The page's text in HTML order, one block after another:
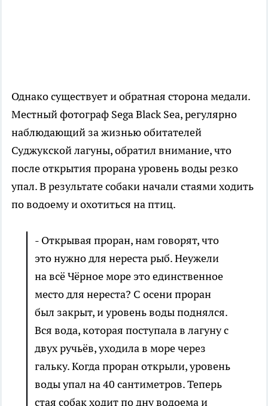
Однако существует и обратная сторона медали.
Местный фотограф Sega Black Sea, регулярно
наблюдающий за жизнью обитателей
Суджукской лагуны, обратил внимание, что
после открытия прорана уровень воды резко
упал. В результате собаки начали стаями ходить
по водоему и охотиться на птиц.
- Открывая проран, нам говорят, что
это нужно для нереста рыб. Неужели
на всё Чёрное море это единственное
место для нереста? С осени проран
был закрыт, и уровень воды поднялся.
Вся вода, которая поступала в лагуну с
двух ручьёв, уходила в море через
гальку. Когда проран открыли, уровень
воды упал на 40 сантиметров. Теперь
стая собак ходит по дну водоема и